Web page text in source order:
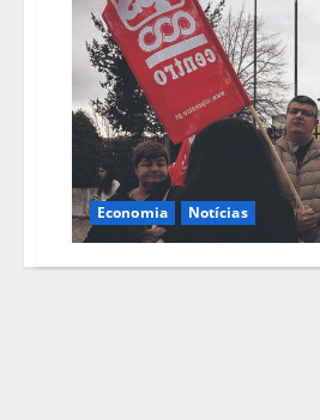
Economia Notícias